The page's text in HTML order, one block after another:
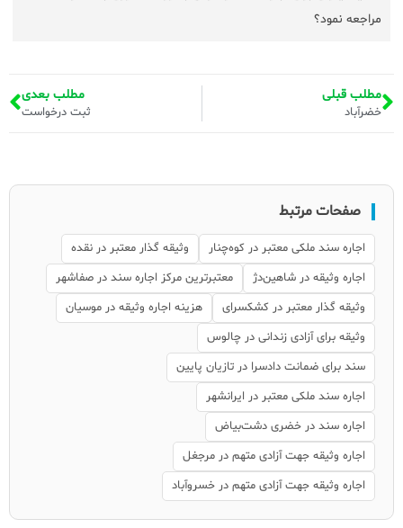
مراجعه نمود؟
مطلب قبلی
خضرآباد
مطلب بعدی
ثبت درخواست
صفحات مرتبط
اجاره سند ملکی معتبر در کوه‌چنار
وثیقه گذار معتبر در نقده
اجاره وثیقه در شاهین‌دژ
معتبرترین مرکز اجاره سند در صفاشهر
وثیقه گذار معتبر در کشکسرای
هزینه اجاره وثیقه در موسیان
وثیقه برای آزادی زندانی در چالوس
سند برای ضمانت دادسرا در تازیان پایین
اجاره سند ملکی معتبر در ایرانشهر
اجاره سند در خضری دشت‌بیاض
اجاره وثیقه جهت آزادی متهم در مرجغل
اجاره وثیقه جهت آزادی متهم در خسروآباد